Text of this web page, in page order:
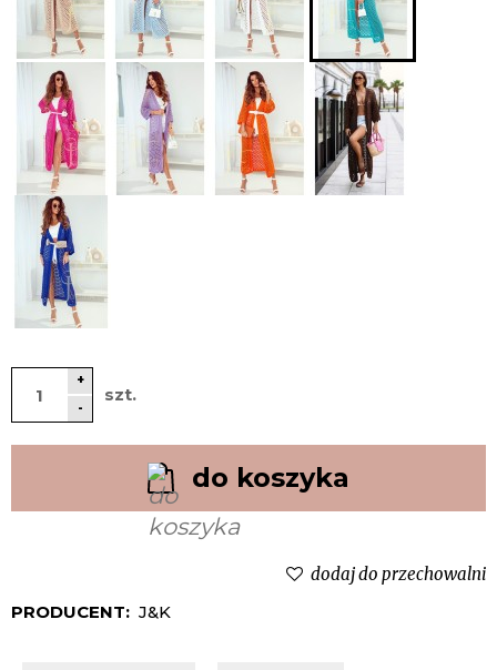
+
-
szt.
do koszyka
dodaj do przechowalni
PRODUCENT: J&K